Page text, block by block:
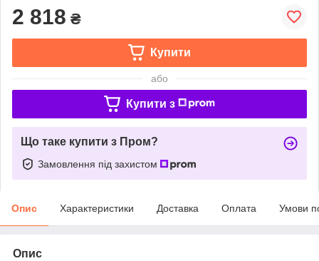
2 818 ₴
Купити
або
Купити з
Що таке купити з Пром?
Замовлення під захистом
Опис Характеристики Доставка Оплата Умови
Опис